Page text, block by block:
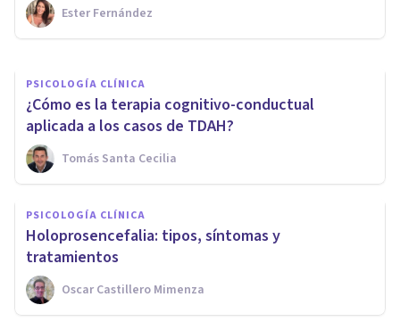
Ester Fernández
Jonathan García-Allen
PSICOLOGÍA CLÍNICA
¿Cómo es la terapia cognitivo-conductual
aplicada a los casos de TDAH?
Tomás Santa Cecilia
PSICOLOGÍA CLÍNICA
Holoprosencefalia: tipos, síntomas y
tratamientos
Oscar Castillero Mimenza